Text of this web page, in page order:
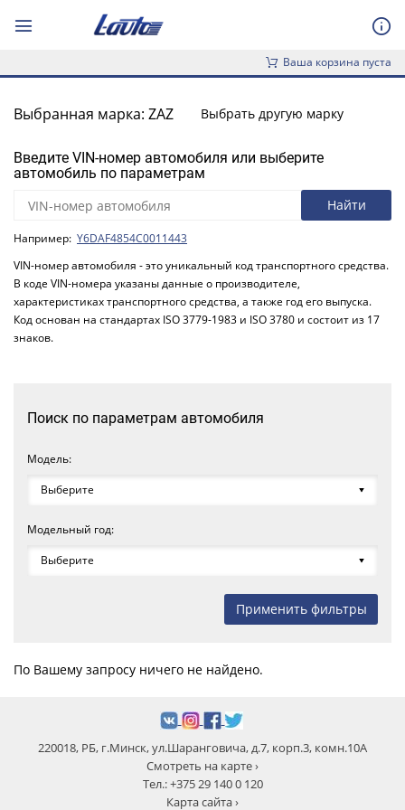
Ваша корзина пуста
Выбранная марка: ZAZ Выбрать другую марку
Введите VIN-номер автомобиля или выберите
автомобиль по параметрам
Например: Y6DAF4854C0011443
VIN-номер автомобиля - это уникальный код транспортного средства.
В коде VIN-номера указаны данные о производителе,
характеристиках транспортного средства, а также год его выпуска.
Код основан на стандартах ISO 3779-1983 и ISO 3780 и состоит из 17
знаков.
Поиск по параметрам автомобиля
Модель:
Модельный год:
По Вашему запросу ничего не найдено.
220018, РБ, г.Минск, ул.Шаранговича, д.7, корп.3, комн.10А
Смотреть на карте ›
Тел.: +375 29 140 0 120
Карта сайта ›